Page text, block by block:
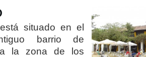
situado en el
barrio de
a la zona de los